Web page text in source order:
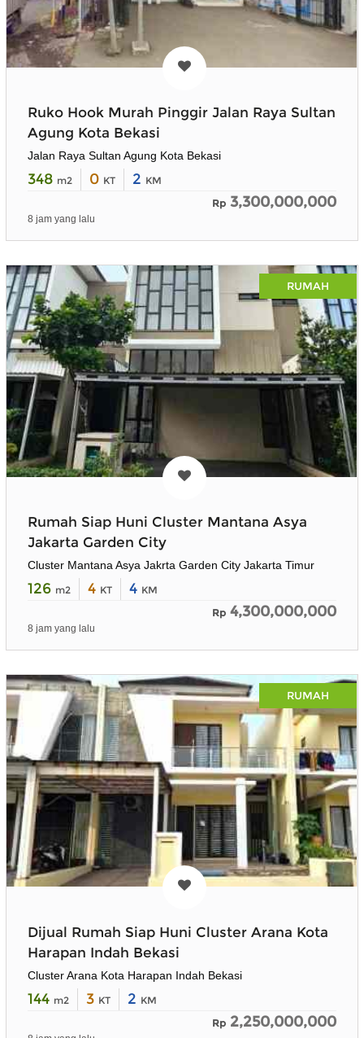
Ruko Hook Murah Pinggir Jalan Raya Sultan
Agung Kota Bekasi
Jalan Raya Sultan Agung Kota Bekasi
348 m2 0 KT 2 KM
Rp 3,300,000,000
8 jam yang lalu
RUMAH
Rumah Siap Huni Cluster Mantana Asya
Jakarta Garden City
Cluster Mantana Asya Jakrta Garden City Jakarta Timur
126 m2 4 KT 4 KM
Rp 4,300,000,000
8 jam yang lalu
RUMAH
Dijual Rumah Siap Huni Cluster Arana Kota
Harapan Indah Bekasi
Cluster Arana Kota Harapan Indah Bekasi
144 m2 3 KT 2 KM
Rp 2,250,000,000